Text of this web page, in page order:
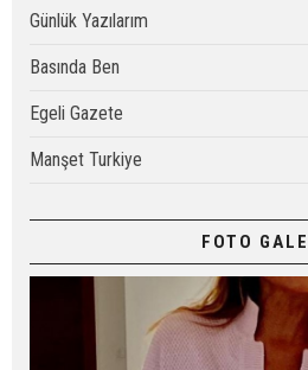
Günlük Yazılarım
Basında Ben
Egeli Gazete
Manşet Turkiye
FOTO